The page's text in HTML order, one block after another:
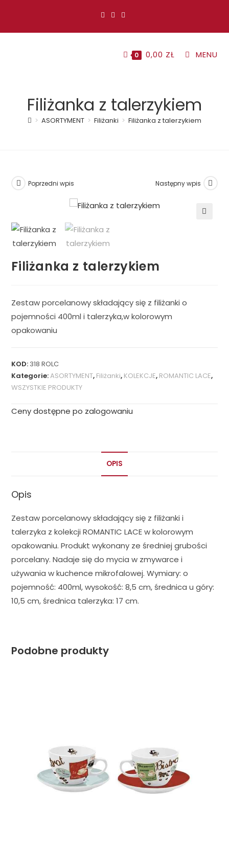
0 0,00 ZŁ MENU
Filiżanka z talerzykiem
> ASORTYMENT > Filiżanki > Filiżanka z talerzykiem
Poprzedni wpis Następny wpis
Filiżanka z talerzykiem
Zestaw porcelanowy składający się z filiżanki o
pojemności 400ml i talerzyka,w kolorowym
opakowaniu
KOD: 318 ROLC
Kategorie:ASORTYMENT, Filiżanki, KOLEKCJE, ROMANTIC LACE,
WSZYSTKIE PRODUKTY
Ceny dostępne po zalogowaniu
OPIS
Opis
Zestaw porcelanowy składający się z filiżanki i
talerzyka z kolekcji ROMANTIC LACE w kolorowym
opakowaniu. Produkt wykonany ze średniej grubości
porcelany. Nadaje się do mycia w zmywarce i
używania w kuchence mikrofalowej. Wymiary: o
pojemność: 400ml, wysokość: 8,5 cm, średnica u góry:
10,5 cm, średnica talerzyka: 17 cm.
Podobne produkty